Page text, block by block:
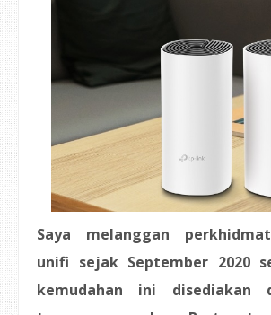
Saya melanggan
unifi sejak September 2020
kemudahan ini disediakan